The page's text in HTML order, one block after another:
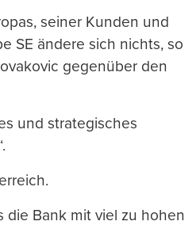
seiner Kunden und
SE ändere sich nichts, so
gegenüber den
und strategisches
die Bank mit viel zu hohen